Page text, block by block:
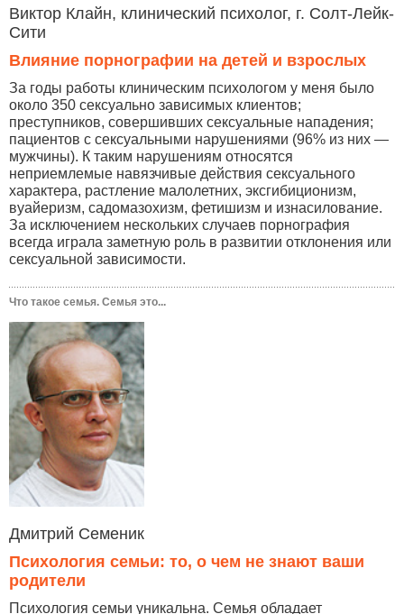
Виктор Клайн, клинический психолог, г. Солт-Лейк-
Сити
Влияние порнографии на детей и взрослых
За годы работы клиническим психологом у меня было
около 350 сексуально зависимых клиентов;
преступников, совершивших сексуальные нападения;
пациентов с сексуальными нарушениями (96% из них —
мужчины). К таким нарушениям относятся
неприемлемые навязчивые действия сексуального
характера, растление малолетних, эксгибиционизм,
вуайеризм, садомазохизм, фетишизм и изнасилование.
За исключением нескольких случаев порнография
всегда играла заметную роль в развитии отклонения или
сексуальной зависимости.
Что такое семья. Семья это...
Дмитрий Семеник
Психология семьи: то, о чем не знают ваши
родители
Психология семьи уникальна. Семья обладает